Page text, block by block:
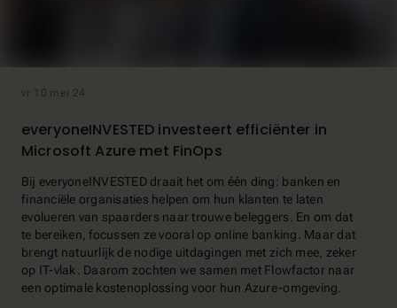
vr 10 mei 24
everyoneINVESTED investeert efficiënter in
Microsoft Azure met FinOps
Bij everyoneINVESTED draait het om één ding: banken en
financiële organisaties helpen om hun klanten te laten
evolueren van spaarders naar trouwe beleggers. En om dat
te bereiken, focussen ze vooral op online banking. Maar dat
brengt natuurlijk de nodige uitdagingen met zich mee, zeker
op IT-vlak. Daarom zochten we samen met Flowfactor naar
een optimale kostenoplossing voor hun Azure-omgeving.